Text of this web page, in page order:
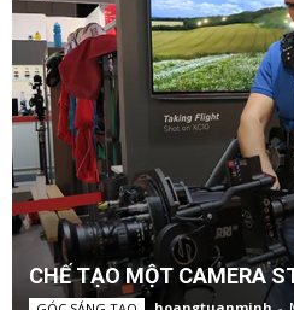
CHẾ TẠO MỘT CAMERA